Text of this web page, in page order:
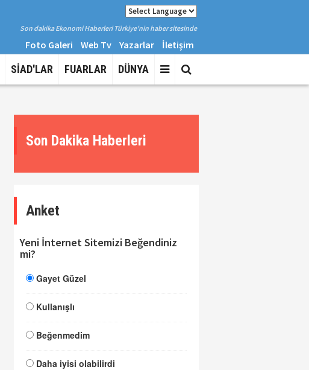
Son dakika Ekonomi Haberleri Türkiye'nin haber sitesinde
Foto Galeri Web Tv Yazarlar İletişim
SİAD'LAR FUARLAR DÜNYA
Son Dakika Haberleri
Anket
Yeni İnternet Sitemizi Beğendiniz
mi?
Gayet Güzel
Kullanışlı
Beğenmedim
Daha iyisi olabilirdi